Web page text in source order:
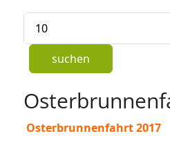
suchen
Osterbrunnenfahrt 2017